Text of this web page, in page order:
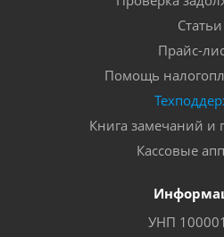
Статьи
Прайс-
Помощь
Книга замечаний и
Кассовые
УНП